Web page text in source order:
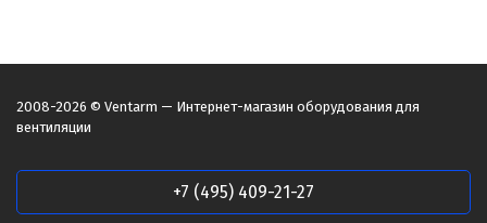
2008-2026 © Ventarm — Интернет-магазин оборудования для
вентиляции
+7 (495) 409-21-27